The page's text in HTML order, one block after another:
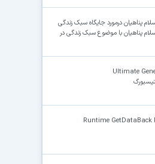
پناهیان درمورد جایگاه سبک زندگی
پناهیان با موضوع سبک زندگی در
Ultimate
Runtime GetDataBack